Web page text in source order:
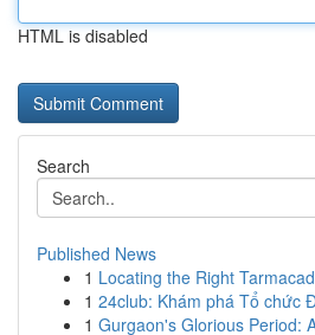
HTML is disabled
Search
Published News
1 Locating the Right
1 24club: Khám phá Tổ chức
1 Gurgaon's Glorious Period: